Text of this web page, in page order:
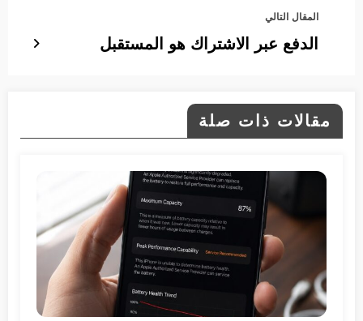
المقال التالي
الدفع عبر الاشتراك هو المستقبل
مقالات ذات صلة